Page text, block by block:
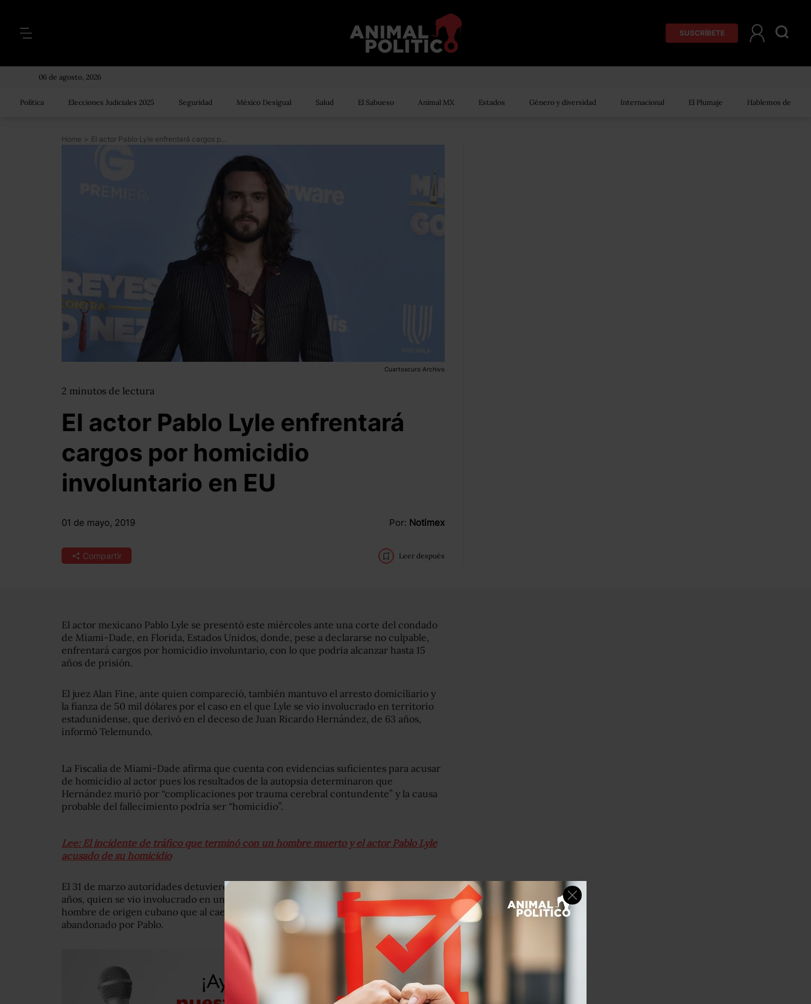
SUSCRÍBETE
06 de agosto, 2026
Política Elecciones Judiciales 2025 Seguridad México Desigual Salud El Sabueso Animal MX Estados Género y diversidad Internacional El Plumaje Hablemos de
Home > El actor Pablo Lyle enfrentará cargos por homicidio involuntario en EU
Cuartoscuro Archivo
2 minutos de lectura
El actor Pablo Lyle enfrentará
cargos por homicidio
involuntario en EU
01 de mayo, 2019 Por: Notimex
Compartir Leer después
El actor mexicano Pablo Lyle se presentó este miércoles ante una corte del condado
de Miami-Dade, en Florida, Estados Unidos, donde, pese a declararse no culpable,
enfrentará cargos por homicidio involuntario, con lo que podría alcanzar hasta 15
años de prisión.
El juez Alan Fine, ante quien compareció, también mantuvo el arresto domiciliario y
la fianza de 50 mil dólares por el caso en el que Lyle se vio involucrado en territorio
estadunidense, que derivó en el deceso de Juan Ricardo Hernández, de 63 años,
informó Telemundo.
La Fiscalía de Miami-Dade afirma que cuenta con evidencias suficientes para acusar
de homicidio al actor pues los resultados de la autopsia determinaron que
Hernández murió por “complicaciones por trauma cerebral contundente” y la causa
probable del fallecimiento podría ser “homicidio”.
Lee: El incidente de tráfico que terminó con un hombre muerto y el actor Pablo Lyle
acusado de su homicidio
El 31 de marzo autoridades detuvieron en el Aeropuerto de Miami al mexicano de 32
años, quien se vio involucrado en un accidente de tránsito en el que golpeó a un
hombre de origen cubano que al caer al piso quedó inconsciente, tras lo cual fue
abandonado por Pablo.